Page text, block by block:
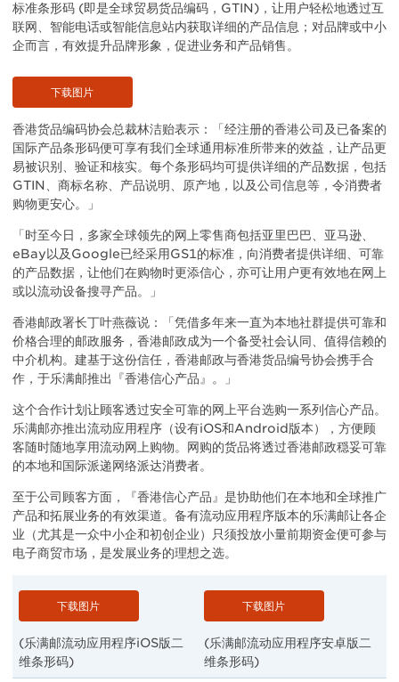
标准条形码 (即是全球贸易货品编码，GTIN)，让用户轻松地透过互
联网、智能电话或智能信息站内获取详细的产品信息；对品牌或中小
企而言，有效提升品牌形象，促进业务和产品销售。
下载图片
香港货品编码协会总裁林洁贻表示：「经注册的香港公司及已备案的
国际产品条形码便可享有我们全球通用标准所带来的效益，让产品更
易被识别、验证和核实。每个条形码均可提供详细的产品数据，包括
GTIN、商标名称、产品说明、原产地，以及公司信息等，令消费者
购物更安心。」
「时至今日，多家全球领先的网上零售商包括亚里巴巴、亚马逊、
eBay以及Google已经采用GS1的标准，向消费者提供详细、可靠
的产品数据，让他们在购物时更添信心，亦可让用户更有效地在网上
或以流动设备搜寻产品。」
香港邮政署长丁叶燕薇说：「凭借多年来一直为本地社群提供可靠和
价格合理的邮政服务，香港邮政成为一个备受社会认同、值得信赖的
中介机构。建基于这份信任，香港邮政与香港货品编号协会携手合
作，于乐满邮推出『香港信心产品』。」
这个合作计划让顾客透过安全可靠的网上平台选购一系列信心产品。
乐满邮亦推出流动应用程序（设有iOS和Android版本），方便顾
客随时随地享用流动网上购物。网购的货品将透过香港邮政穏妥可靠
的本地和国际派递网络派达消费者。
至于公司顾客方面，『香港信心产品』是协助他们在本地和全球推广
产品和拓展业务的有效渠道。备有流动应用程序版本的乐满邮让各企
业（尤其是一众中小企和初创企业）只须投放小量前期资金便可参与
电子商贸市场，是发展业务的理想之选。
下载图片
(乐满邮流动应用程序iOS版二
维条形码)
下载图片
(乐满邮流动应用程序安卓版二
维条形码)